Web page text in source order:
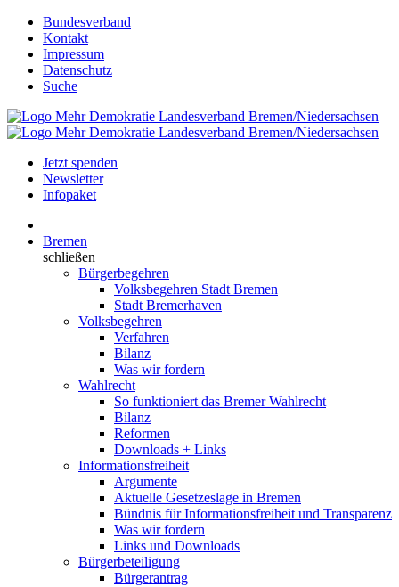
Bundesverband
Kontakt
Impressum
Datenschutz
Suche
Jetzt spenden
Newsletter
Infopaket
Bremen
schließen
Bürgerbegehren
Volksbegehren Stadt Bremen
Stadt Bremerhaven
Volksbegehren
Verfahren
Bilanz
Was wir fordern
Wahlrecht
So funktioniert das Bremer Wahlrecht
Bilanz
Reformen
Downloads + Links
Informationsfreiheit
Argumente
Aktuelle Gesetzeslage in Bremen
Bündnis für Informationsfreiheit und Transparenz
Was wir fordern
Links und Downloads
Bürgerbeteiligung
Bürgerantrag